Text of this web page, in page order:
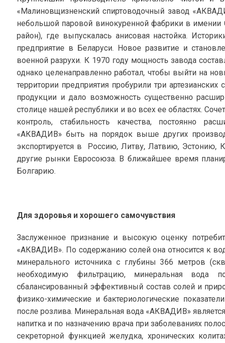
«Малиновщизненский спиртоводочный завод
небольшой паровой винокуренной фабрики в
район), где выпускалась анисовая настойка.
предприятие в Беларуси. Новое развитие и
военной разрухи. К 1970 году мощность завода
однако целенаправленно работал, чтобы выйти на
территории предприятия пробурили три
продукции и дало возможность существенно
столице нашей республики и во всех ее областях.
контроль, стабильность качества, постоянно
«АКВАДИВ» быть на порядок выше других
экспортируется в Россию, Литву, Латвию,
другие рынки Евросоюза. В ближайшее время
Болгарию.
Для здоровья и хорошего самочувствия
Заслуженное признание и высокую оценку
«АКВАДИВ». По содержанию солей она относится к
минерального источника с глубины 366 метров
необходимую фильтрацию, минеральная вода
сбалансированный эффективный состав солей и
физико-химические и бактериологические
после розлива. Минеральная вода «АКВАДИВ»
напитка и по назначению врача при заболеваниях
секреторной функцией желудка, хронических